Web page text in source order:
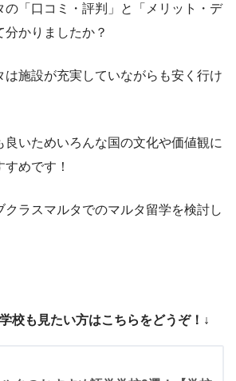
の「口コミ・評判」と「メリット・デ
分かりましたか？
は施設が充実していながらも安く行け
良いためいろんな国の文化や価値観に
めです！
クラスマルタでのマルタ留学を検討し
校も見たい方はこちらをどうぞ！↓